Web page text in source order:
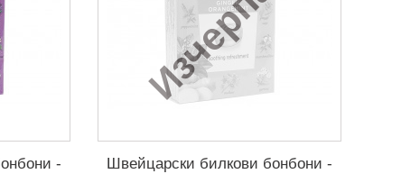
-
Швейцарски билкови бонбони -